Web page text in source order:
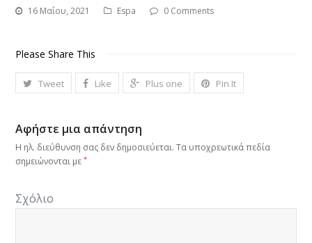
16 Μαΐου, 2021 Espa 0 Comments
Please Share This
Tweet Like Plus one Pin It
Αφήστε μια απάντηση
Η ηλ. διεύθυνση σας δεν δημοσιεύεται. Τα υποχρεωτικά πεδία
σημειώνονται με*
Σχόλιο